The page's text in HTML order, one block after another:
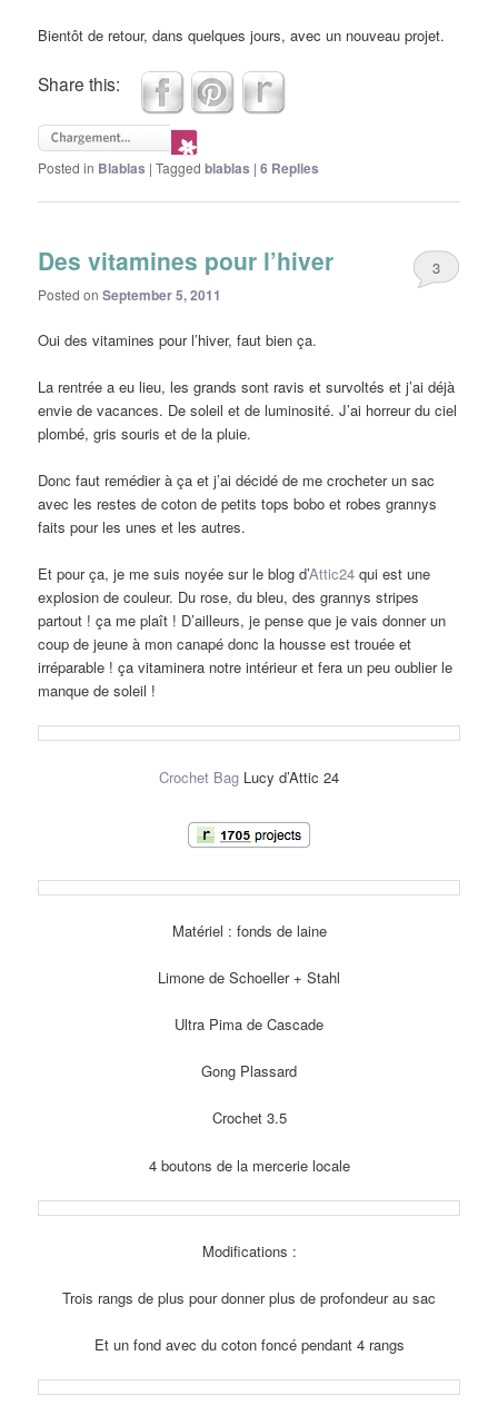
Bientôt de retour, dans quelques jours, avec un nouveau projet.
Share this:
Posted in Blablas |Tagged blablas |6 Replies
Des vitamines pour l’hiver
Posted onSeptember 5, 2011
3
Oui des vitamines pour l’hiver, faut bien ça.
La rentrée a eu lieu, les grands sont ravis et survoltés et j’ai déjà
envie de vacances. De soleil et de luminosité. J’ai horreur du ciel
plombé, gris souris et de la pluie.
Donc faut remédier à ça et j’ai décidé de me crocheter un sac
avec les restes de coton de petits tops bobo et robes grannys
faits pour les unes et les autres.
Et pour ça, je me suis noyée sur le blog d’Attic24 qui est une
explosion de couleur. Du rose, du bleu, des grannys stripes
partout ! ça me plaît ! D’ailleurs, je pense que je vais donner un
coup de jeune à mon canapé donc la housse est trouée et
irréparable ! ça vitaminera notre intérieur et fera un peu oublier le
manque de soleil !
Crochet Bag Lucy d’Attic 24
Matériel : fonds de laine
Limone de Schoeller + Stahl
Ultra Pima de Cascade
Gong Plassard
Crochet 3.5
4 boutons de la mercerie locale
Modifications :
Trois rangs de plus pour donner plus de profondeur au sac
Et un fond avec du coton foncé pendant 4 rangs